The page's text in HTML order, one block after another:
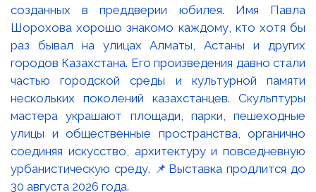
созданных в преддверии юбилея. Имя Павла
Шорохова хорошо знакомо каждому, кто хотя бы
раз бывал на улицах Алматы, Астаны и других
городов Казахстана. Его произведения давно стали
частью городской среды и культурной памяти
нескольких поколений казахстанцев. Скульптуры
мастера украшают площади, парки, пешеходные
улицы и общественные пространства, органично
соединяя искусство, архитектуру и повседневную
урбанистическую среду. 📌Выставка продлится до
30 августа 2026 года.